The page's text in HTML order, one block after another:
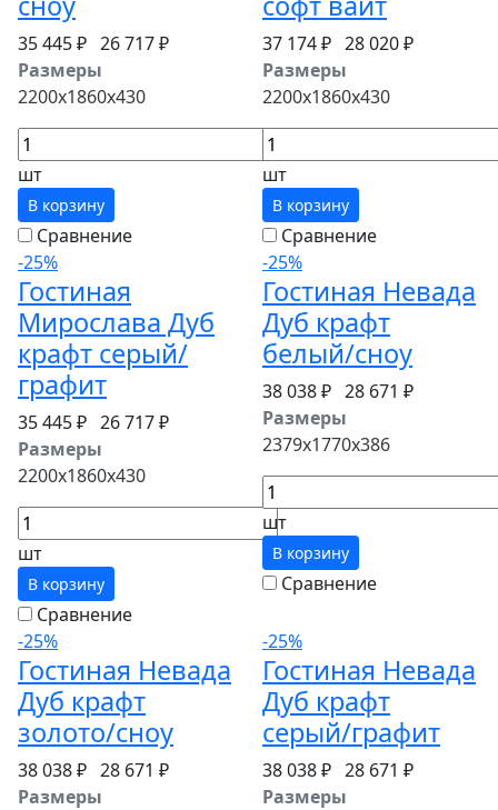
35 445 ₽ 26 717 ₽
Размеры
2200x1860x430
шт
В корзину
Сравнение
37 174 ₽ 28 020 ₽
Размеры
2200x1860x430
шт
В корзину
Сравнение
-25%
Гостиная
Мирослава Дуб
крафт серый/
графит
35 445 ₽ 26 717 ₽
Размеры
2200x1860x430
шт
В корзину
Сравнение
-25%
Гостиная Невада
Дуб крафт
белый/сноу
38 038 ₽ 28 671 ₽
Размеры
2379x1770x386
шт
В корзину
Сравнение
-25%
Гостиная Невада
Дуб крафт
золото/сноу
38 038 ₽ 28 671 ₽
Размеры
-25%
Гостиная Невада
Дуб крафт
серый/графит
38 038 ₽ 28 671 ₽
Размеры